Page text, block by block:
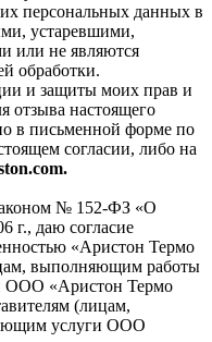
персональных данных в
устаревшими,
или не являются
обработки.
и защиты моих прав и
отзыва настоящего
в письменной форме по
согласии, либо на
№ 152-ФЗ «О
г., даю согласие
«Аристон Термо
выполняющим работы
ООО «Аристон Термо
(лицам,
услуги ООО